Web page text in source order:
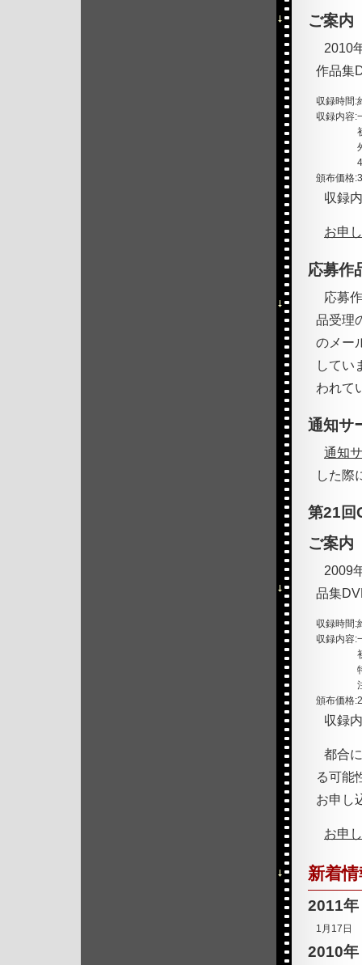
ご案内
2010
作品集
収録時間:
収録内容:
頒布価格:
収録
お申
応募作
応募
品受理
のメー
してい
われて
通知サ
通知
した際
第21回
ご案内
2009
品集
収録時間:
収録内容:
頒布価格:
収録
都合
る可能
お申し
お申
新着
2011年
1月17日
2010年